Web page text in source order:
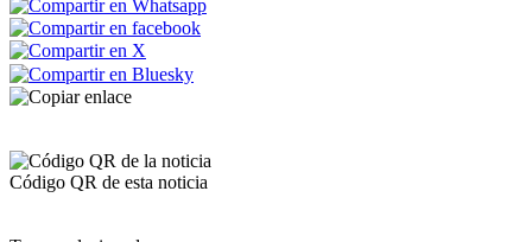
Código QR de esta noticia